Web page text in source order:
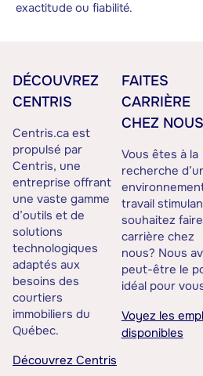
exactitude ou fiabilité.
DÉCOUVREZ
CENTRIS
Centris.ca est
propulsé par
Centris, une
entreprise offrant
une vaste gamme
d’outils et de
solutions
technologiques
adaptés aux
besoins des
courtiers
immobiliers du
Québec.
Découvrez Centris
FAITES
CARRIÈRE
CHEZ NOUS
Vous êtes à la
recherche
travail
souhaitez faire
carrière chez
nous? Nous
peut-être le
idéal pour
Voyez les
disponibles